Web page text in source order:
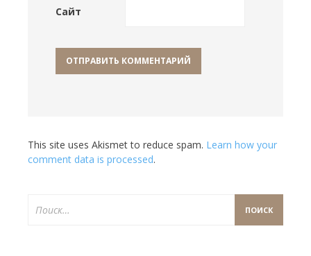
Сайт
This site uses Akismet to reduce spam. Learn how your
comment data is processed.